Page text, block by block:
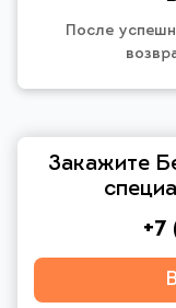
После
Закажите
+7